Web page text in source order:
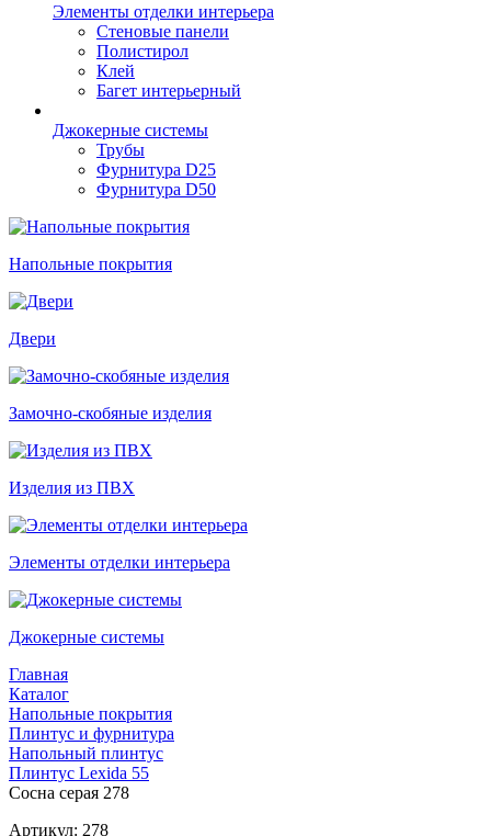
Элементы отделки интерьера
Стеновые панели
Полистирол
Клей
Багет интерьерный
Джокерные системы
Трубы
Фурнитура D25
Фурнитура D50
Напольные покрытия
Двери
Замочно-скобяные изделия
Изделия из ПВХ
Элементы отделки интерьера
Джокерные системы
Главная
Каталог
Напольные покрытия
Плинтус и фурнитура
Напольный плинтус
Плинтус Lexida 55
Сосна серая 278
Артикул: 278